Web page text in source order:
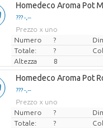
Homedeco Aroma Pot
??? -,--
Prezzo x uno
Numero
?
Totale:
?
Altezza
8
Homedeco Aroma Pot
??? -,--
Prezzo x uno
Numero
?
Totale:
?